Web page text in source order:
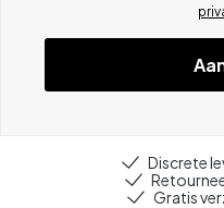
Discrete
Gratis